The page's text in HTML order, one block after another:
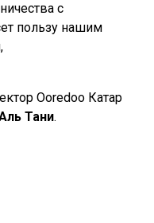
с
пользу нашим
Ooredoo Катар
Тани.